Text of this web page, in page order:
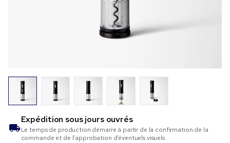
Expédition sousjours ouvrés
Le temps de production démarre à partir de la confirmation de la
commande et de l’approbation d’éventuels visuels.